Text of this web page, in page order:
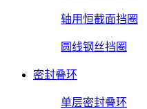
轴用恒截面挡圈
圆线钢丝挡圈
密封叠环
单层密封叠环